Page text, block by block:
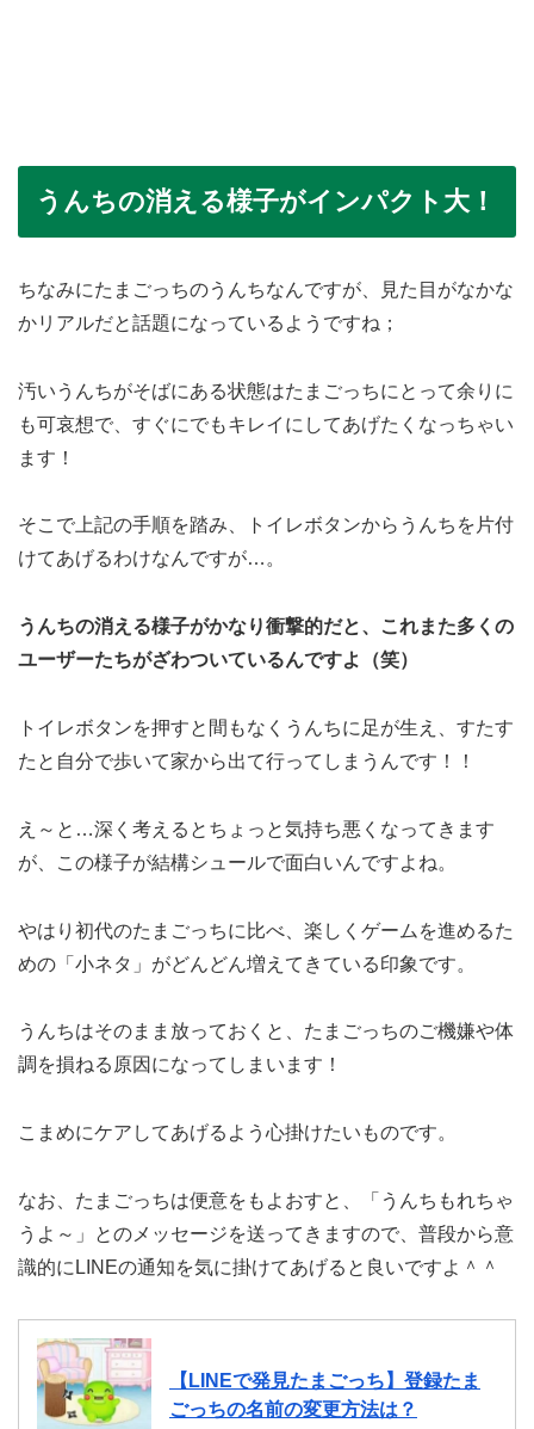
うんちの消える様子がインパクト大！
ちなみにたまごっちのうんちなんですが、見た目がなかな
かリアルだと話題になっているようですね；
汚いうんちがそばにある状態はたまごっちにとって余りに
も可哀想で、すぐにでもキレイにしてあげたくなっちゃい
ます！
そこで上記の手順を踏み、トイレボタンからうんちを片付
けてあげるわけなんですが…。
うんちの消える様子がかなり衝撃的だと、これまた多くの
ユーザーたちがざわついているんですよ（笑）
トイレボタンを押すと間もなくうんちに足が生え、すたす
たと自分で歩いて家から出て行ってしまうんです！！
え～と…深く考えるとちょっと気持ち悪くなってきます
が、この様子が結構シュールで面白いんですよね。
やはり初代のたまごっちに比べ、楽しくゲームを進めるた
めの「小ネタ」がどんどん増えてきている印象です。
うんちはそのまま放っておくと、たまごっちのご機嫌や体
調を損ねる原因になってしまいます！
こまめにケアしてあげるよう心掛けたいものです。
なお、たまごっちは便意をもよおすと、「うんちもれちゃ
うよ～」とのメッセージを送ってきますので、普段から意
識的にLINEの通知を気に掛けてあげると良いですよ＾＾
【LINEで発見たまごっち】登録たま
ごっちの名前の変更方法は？